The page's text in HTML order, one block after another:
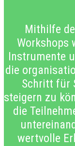
Mithilfe
Workshops
Instrumente
die
Schritt für
steigern zu
die
wertvolle